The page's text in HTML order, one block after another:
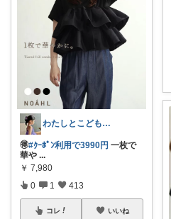
わたしとこどもの好きメモ 🧺
🉐#ｸｰﾎﾟﾝ利用で3990円 一枚で
華や ...
￥ 7,980
0 1 413
コレ いいね